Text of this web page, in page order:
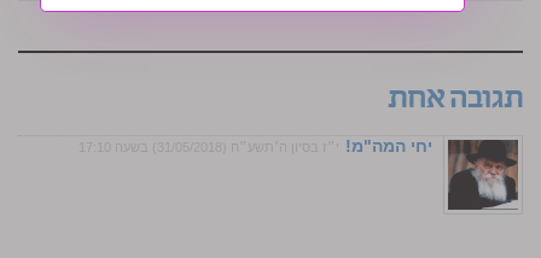
תגובה אחת
יחי המה"מ! י״ז בסיון ה׳תשע״ח (31/05/2018) בשעה 17:10